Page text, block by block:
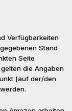
Verfügbarkeiten
Stand
Seite
die Angaben
[auf der/den